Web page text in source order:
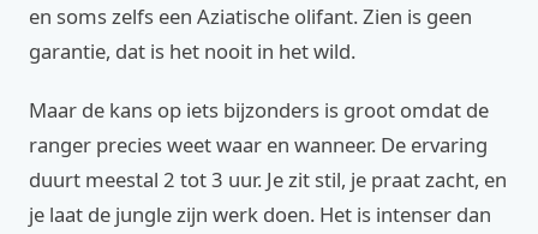
en soms zelfs een Aziatische olifant. Zien is geen
garantie, dat is het nooit in het wild.
Maar de kans op iets bijzonders is groot omdat de
ranger precies weet waar en wanneer. De ervaring
duurt meestal 2 tot 3 uur. Je zit stil, je praat zacht, en
je laat de jungle zijn werk doen. Het is intenser dan